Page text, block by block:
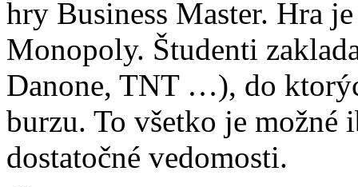
hry Business Master. Hra
Monopoly. Študenti
Danone, TNT …), do
burzu. To všetko je možné
dostatočné vedomosti.